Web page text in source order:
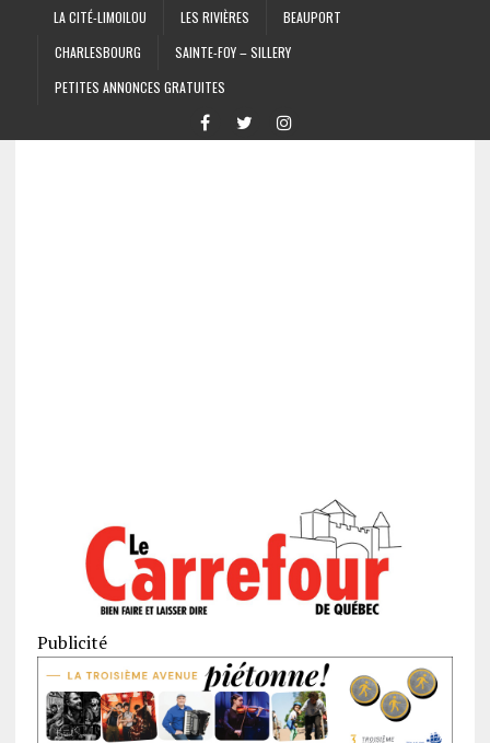
LA CITÉ-LIMOILOU LES RIVIÈRES
BEAUPORT
CHARLESBOURG
SAINTE-FOY – SILLERY
PETITES ANNONCES GRATUITES
Publicité